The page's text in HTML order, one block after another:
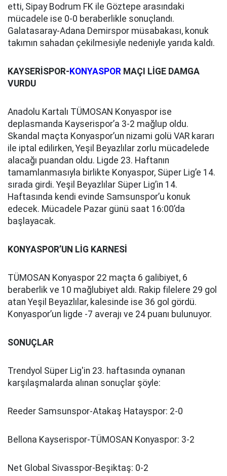
etti, Sipay Bodrum FK ile Göztepe arasındaki
mücadele ise 0-0 beraberlikle sonuçlandı.
Galatasaray-Adana Demirspor müsabakası, konuk
takımın sahadan çekilmesiyle nedeniyle yarıda kaldı.
KAYSERİSPOR- KONYASPOR MAÇI LİGE DAMGA
VURDU
Anadolu Kartalı TÜMOSAN Konyaspor ise
deplasmanda Kayserispor’a 3-2 mağlup oldu.
Skandal maçta Konyaspor’un nizami golü VAR kararı
ile iptal edilirken, Yeşil Beyazlılar zorlu mücadelede
alacağı puandan oldu. Ligde 23. Haftanın
tamamlanmasıyla birlikte Konyaspor, Süper Lig’e 14.
sırada girdi. Yeşil Beyazlılar Süper Lig’in 14.
Haftasında kendi evinde Samsunspor’u konuk
edecek. Mücadele Pazar günü saat 16:00’da
başlayacak.
KONYASPOR’UN LİG KARNESİ
TÜMOSAN Konyaspor 22 maçta 6 galibiyet, 6
beraberlik ve 10 mağlubiyet aldı. Rakip filelere 29 gol
atan Yeşil Beyazlılar, kalesinde ise 36 gol gördü.
Konyaspor’un ligde -7 averajı ve 24 puanı bulunuyor.
SONUÇLAR
Trendyol Süper Lig'in 23. haftasında oynanan
karşılaşmalarda alınan sonuçlar şöyle:
Reeder Samsunspor-Atakaş Hatayspor: 2-0
Bellona Kayserispor-TÜMOSAN Konyaspor: 3-2
Net Global Sivasspor-Beşiktaş: 0-2